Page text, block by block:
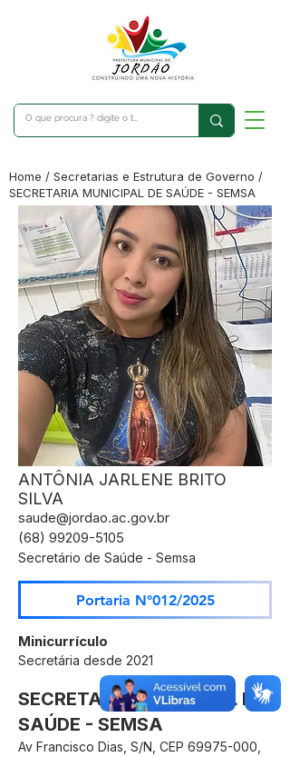
Home / Secretarias e Estrutura de Governo /
SECRETARIA MUNICIPAL DE SAÚDE - SEMSA
ANTÔNIA JARLENE BRITO
SILVA
saude@jordao.ac.gov.br
(68) 99209-5105
Secretário de Saúde - Semsa
Portaria N°012/2025
Minicurrículo
Secretária desde 2021
SECRETARIA MUNICIPAL DE
SAÚDE - SEMSA
Av Francisco Dias, S/N, CEP 69975-000